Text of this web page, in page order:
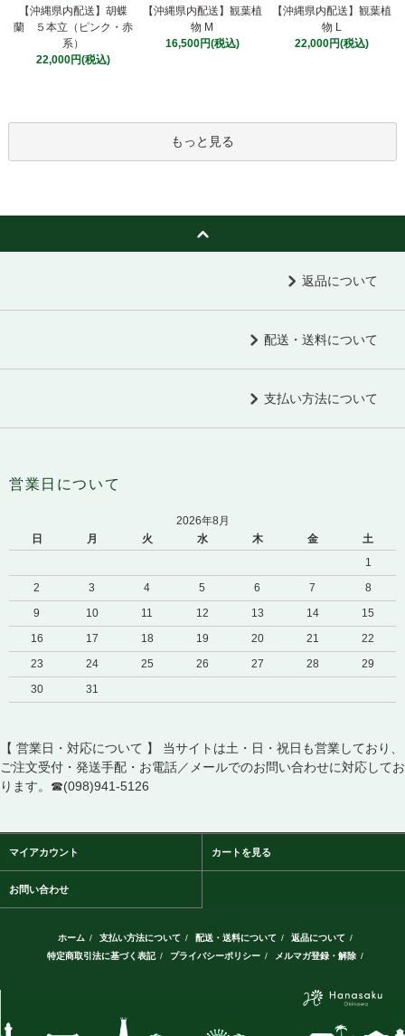
【沖縄県内配送】胡蝶
蘭 ５本立（ピンク・赤
系）
22,000円(税込)
【沖縄県内配送】観葉植
物 M
16,500円(税込)
【沖縄県内配送】観葉植
物 L
22,000円(税込)
もっと見る
返品について
配送・送料について
支払い方法について
営業日について
2026年8月
日
月 火 水 木 金
土
1
2
3 4 5 6 7
8
9
10 11 12 13 14
15
16
17 18 19 20 21
22
23
24 25 26 27 28
29
30
31
【 営業日・対応について 】 当サイトは土・日・祝日も営業しており、
ご注文受付・発送手配・お電話／メールでのお問い合わせに対応してお
ります。☎(098)941-5126
マイアカウント カートを見る
お問い合わせ
ホーム / 支払い方法について / 配送・送料について / 返品について /
特定商取引法に基づく表記 / プライバシーポリシー / メルマガ登録・解除 /